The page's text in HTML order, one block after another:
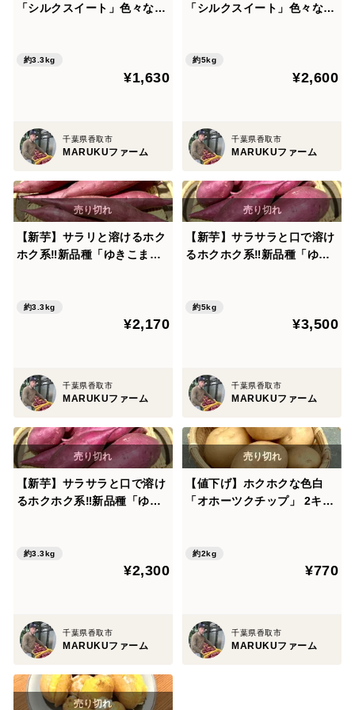
「シルクスイート」色々なサ
約3.3kg
¥1,630
千葉県香取市
MARUKUファーム
「シルクスイート」色々なサ
約5kg
¥2,600
千葉県香取市
MARUKUファーム
【新芋】サラリと溶けるホク
ホク系‼︎新品種「ゆきこま
約3.3kg
¥2,170
千葉県香取市
MARUKUファーム
【新芋】サラサラと口で溶け
るホクホク系‼︎新品種「ゆき
約5kg
¥3,500
千葉県香取市
MARUKUファーム
【新芋】サラサラと口で溶け
るホクホク系‼︎新品種「ゆき
約3.3kg
¥2,300
千葉県香取市
MARUKUファーム
【値下げ】ホクホクな色白
「オホーツクチップ」 2キロ
約2kg
¥770
千葉県香取市
MARUKUファーム